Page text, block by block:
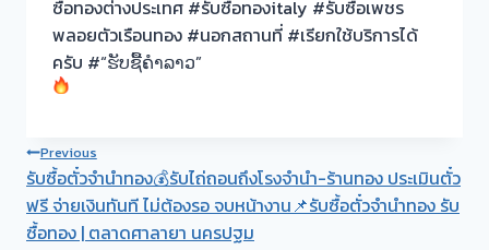
ซื้อทองต่างประเทศ #รับซื้อทองitaly #รับซื้อเพชร
พลอยตัวเรือนทอง #นอกสถานที่ #เรียกใช้บริการได้
ครับ #“ຮັບຊື້ຄຳລາວ”
Post
navigation
Previous
รับซื้อตั๋วจำนำทอง💰รับไถ่ถอนถึงโรงจำนำ-ร้านทอง ประเมินตั๋ว
ฟรี จ่ายเงินทันที ไม่ต้องรอ จบหน้างาน📌รับซื้อตั๋วจำนำทอง รับ
ซื้อทอง | ตลาดศาลายา นครปฐม